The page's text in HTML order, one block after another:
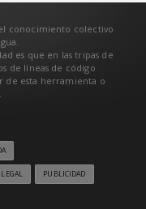
conocimiento colectivo
es que en las tripas de
de líneas de código
de esta herramienta o
LEGAL PUBLICIDAD